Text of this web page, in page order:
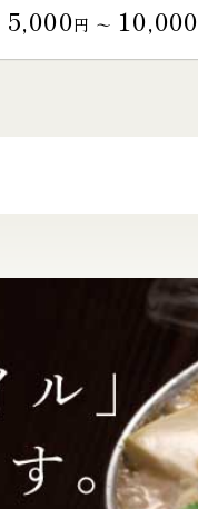
5,000円 〜 10,000